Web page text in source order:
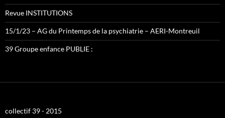
Revue INSTITUTIONS
15/1/23 – AG du Printemps de la psychiatrie – AERI-Montreuil
39 Groupe enfance PUBLIE :
collectif 39 - 2015